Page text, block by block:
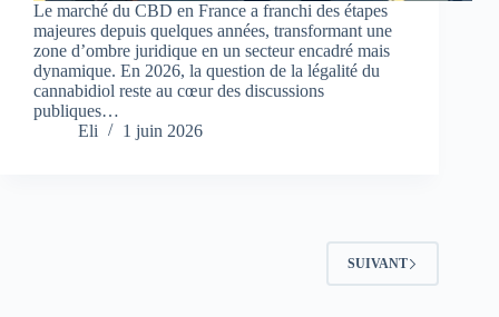
Le marché du CBD en France a franchi des étapes
majeures depuis quelques années, transformant une
zone d’ombre juridique en un secteur encadré mais
dynamique. En 2026, la question de la légalité du
cannabidiol reste au cœur des discussions
publiques…
Eli
1 juin 2026
SUIVANT